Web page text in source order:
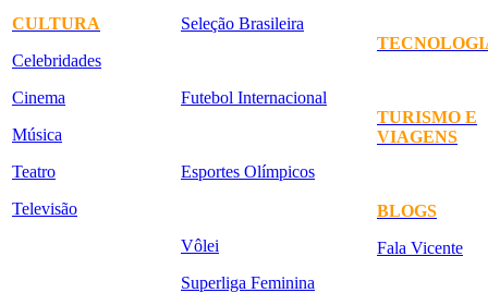
CULTURA
Celebridades
Cinema
Música
Teatro
Televisão
Seleção Brasileira
Futebol Internacional
Esportes Olímpicos
Vôlei
Superliga Feminina
TURISMO E
VIAGENS
BLOGS
Fala Vicente